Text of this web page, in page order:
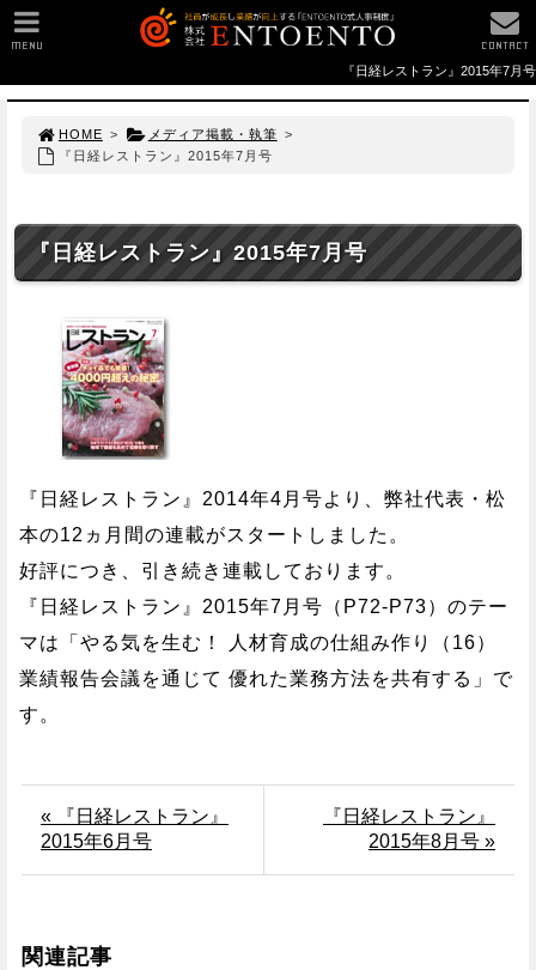
『日経レストラン』2015年7月号
HOME > メディア掲載・執筆 >
『日経レストラン』2015年7月号
『日経レストラン』2015年7月号
『日経レストラン』2014年4月号より、弊社代表・松
本の12ヵ月間の連載がスタートしました。
好評につき、引き続き連載しております。
『日経レストラン』2015年7月号（P72-P73）のテー
マは「やる気を生む！ 人材育成の仕組み作り（16）
業績報告会議を通じて 優れた業務方法を共有する」で
す。
« 『日経レストラン』
2015年6月号
『日経レストラン』
2015年8月号 »
関連記事
MENU CONTACT